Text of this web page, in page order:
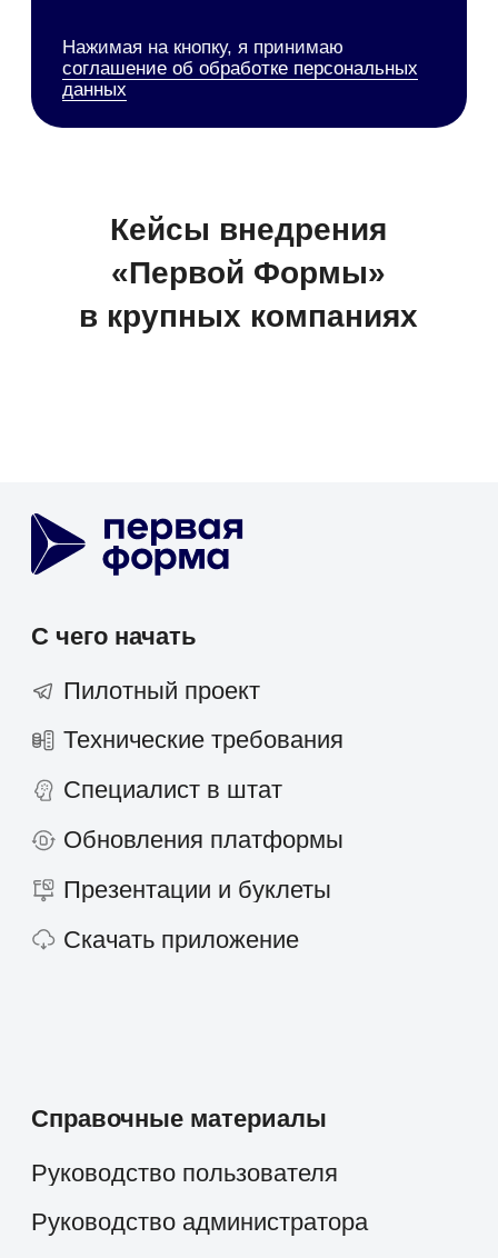
Отраслевые решения
Страхование
Фарминдустрия
Промышленность
+7 495 660-38-09
Работать в компании
Контакты
Стоимость
Кейсы и решения
Партнёрам
Политика конфиденциальности
Новости и статьи
Холдинги